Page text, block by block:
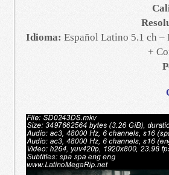
Idioma: Español Latino 5.1 ch –
+